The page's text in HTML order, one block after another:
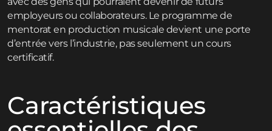
employeurs ou collaborateurs. Le programme de
mentorat en production musicale devient une porte
d’entrée vers l’industrie, pas seulement un cours
certificatif.
Caractéristiques